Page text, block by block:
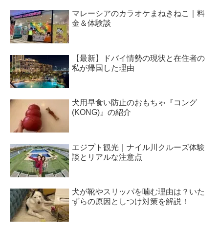
マレーシアのカラオケまねきねこ｜料
金＆体験談
【最新】ドバイ情勢の現状と在住者の
私が帰国した理由
犬用早食い防止のおもちゃ『コング
(KONG)』の紹介
エジプト観光｜ナイル川クルーズ体験
談とリアルな注意点
犬が靴やスリッパを噛む理由は？いた
ずらの原因としつけ対策を解説！